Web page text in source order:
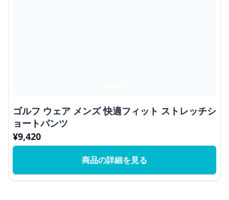
ゴルフ ウェア メンズ 快適フィット ストレッチシ
ョートパンツ
¥9,420
商品の詳細を見る